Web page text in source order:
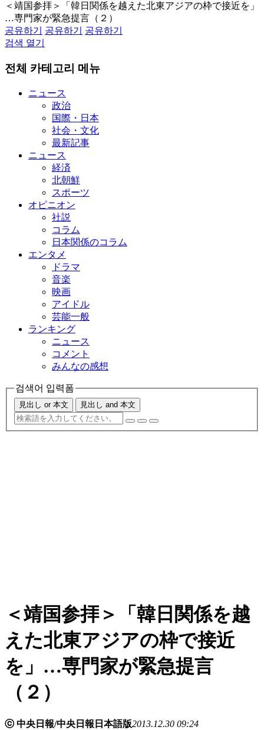
＜靖国参拝＞「韓日関係を越えた北東アジアの枠で接近を」
…専門家が緊急提言（２）
공유하기
공유하기
공유하기
검색 열기
전체 카테고리 메뉴
ニュース
政治
国際・日本
社会・文化
最新記事
ニュース
経済
北朝鮮
スポーツ
オピニオン
社説
コラム
日本関係のコラム
エンタメ
ドラマ
音楽
映画
アイドル
芸能一般
ランキング
ニュース
コメント
みんなの感想
검색어 입력폼
見出し or 本文 見出し and 本文
＜靖国参拝＞「韓日関係を越
えた北東アジアの枠で接近
を」…専門家が緊急提言
（２）
ⓒ 中央日報/中央日報日本語版2013.12.30 09:24